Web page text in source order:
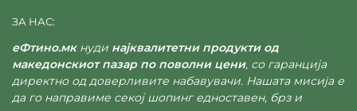
ЗА НАС:
еФтино.мкнуди најквалитетни продукти од
македонскиот пазар по поволни цени, со гаранција
директно од доверливите набавувачи. Нашата мисија е
да го направиме секој шопинг едноставен, брз и